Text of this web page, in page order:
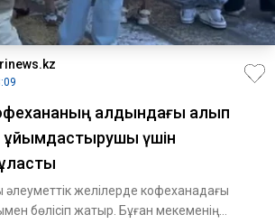
алдындағы алып
ұйымдастырушы үшін
желілерде кофеханадағы
бөлісіп жатыр. Бұған мекеменің